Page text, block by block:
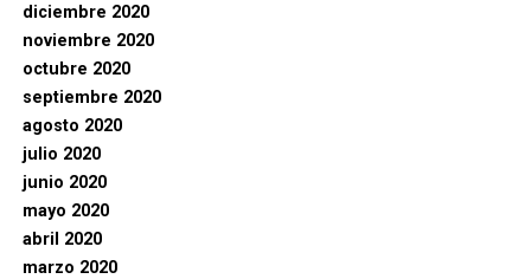
diciembre 2020
noviembre 2020
octubre 2020
septiembre 2020
agosto 2020
julio 2020
junio 2020
mayo 2020
abril 2020
marzo 2020